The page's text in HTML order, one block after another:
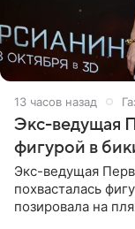
13 часов назад
Экс-ведущая
фигурой в
Экс-ведущая
похвасталась
позировала на